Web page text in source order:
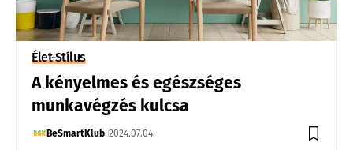
Élet-Stílus
A kényelmes és egészséges
munkavégzés kulcsa
BeSmartKlub 2024.07.04.